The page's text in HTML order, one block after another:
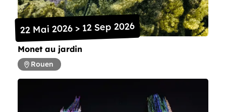
Monet au jardin
22 Mai 2026 > 12 Sep 2026
Rouen